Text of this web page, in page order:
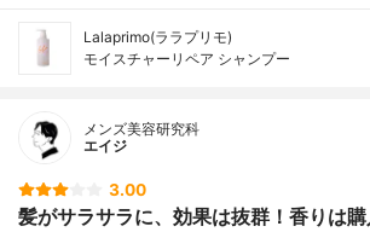
Lalaprimo(ララプリモ)
モイスチャーリペア シャンプー
メンズ美容研究科
エイジ
3.00
髪がサラサラに、効果は抜群！香りは